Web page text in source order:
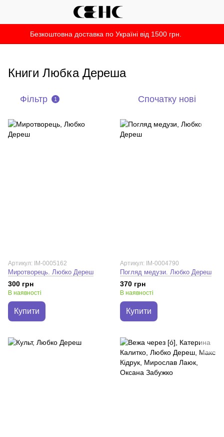
Безкоштовна доставка по Україні від 1500 грн.
Книги Любка Дереша
Фільтр 1 Спочатку нові
Артикул: IM-0005162
Миротворець. Любко Дереш
300 грн
В наявності
Купити
Артикул: IM-0004790
Погляд медузи. Любко Дереш
370 грн
В наявності
Купити